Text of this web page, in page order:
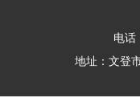
电
地址：文登